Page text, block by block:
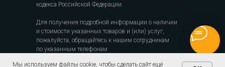
кодекса Российской Федерации.
Для получения подробной информации о наличии
и стоимости указанных товаров и (или) услуг,
пожалуйста, обращайтесь к нашим сотрудникам
по указанным телефонам
Мы используем файлы cookie, чтобы сделать сайт ещё